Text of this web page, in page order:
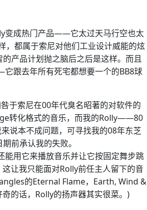
变成热门产品——它太过天马行空也太
，都属于索尼对他们工业设计威能的炫
产品计划抛之脑后之后是这样。而且
跟去年所有死宅都想要一个的BB8球
于索尼在00年代臭名昭著的对软件的
转化格式的音乐，而我的Rolly——80
说本不成问题，可寻找我的08年东芝
前承认我的失败。
用它来播放音乐并让它按固定舞步跳
让我只能面对Rolly前任主人留下的音
的Eternal Flame，Earth, Wind &
的话，Rolly的扬声器其实很菜。)